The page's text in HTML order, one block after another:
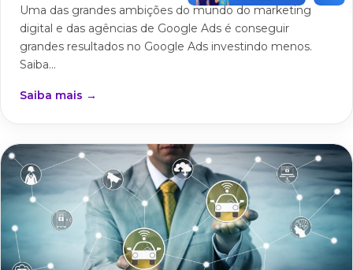
Uma das grandes ambições do mundo do marketing
digital e das agências de Google Ads é conseguir
grandes resultados no Google Ads investindo menos.
Saiba...
Saiba mais →